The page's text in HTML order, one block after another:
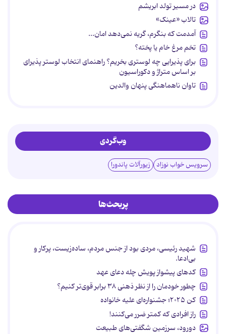
در مسیر تولد ابریشم
تالاب «عینک»
آمدمت که بنگرم، گریه نمی‌دهد امان...
تخم مرغ خام یا پخته؟
برای پذیرایی چه لوستری بخریم؟ راهنمای انتخاب لوستر پذیرای
بر اساس متراژ و دکوراسیون
تاوان ناهماهنگی پنهان والدین
وب‌گردی
سرویس خواب نوزاد زیورآلات پاندورا
پربحث‌ها
شهید رئیسی، مردی بود از جنس مردم، ساده‌زیست، پرکار و
بی‌ادعا.
کدهای پیشواز پویش چله دعای عهد
چطور خودمان را از نظر ذهنی ۳۸ برابر قوی‌تر کنیم؟
کن ۲۰۲۵؛ جشنواره‌ای علیه خانواده
راز افرادی که کمتر ضرر می‌کنند!
دورود، سرزمین شگفتی‌های طبیعت